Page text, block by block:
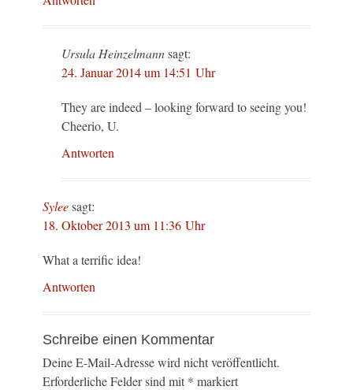
Ursula Heinzelmannsagt:
24. Januar 2014 um 14:51 Uhr
They are indeed – looking forward to seeing you!
Cheerio, U.
Antworten
Syleesagt:
18. Oktober 2013 um 11:36 Uhr
What a terrific idea!
Antworten
Schreibe einen Kommentar
Deine E-Mail-Adresse wird nicht veröffentlicht.
Erforderliche Felder sind mit * markiert